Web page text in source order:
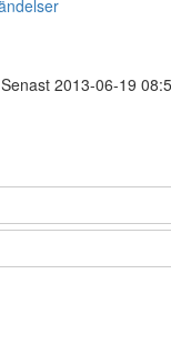
Senast 2013-06-19